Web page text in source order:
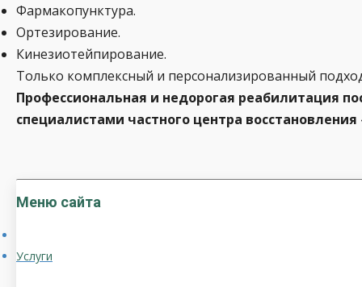
Фармакопунктура.
Ортезирование.
Кинезиотейпирование.
Только комплексный и персонализированный
Профессиональная и недорогая реабилитация
специалистами частного центра
Меню сайта
Услуги